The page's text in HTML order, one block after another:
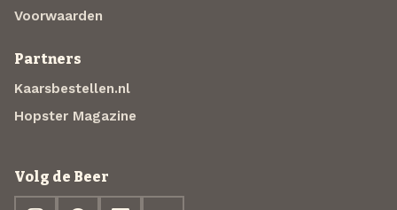
Voorwaarden
Partners
Kaarsbestellen.nl
Hopster Magazine
Volg de Beer